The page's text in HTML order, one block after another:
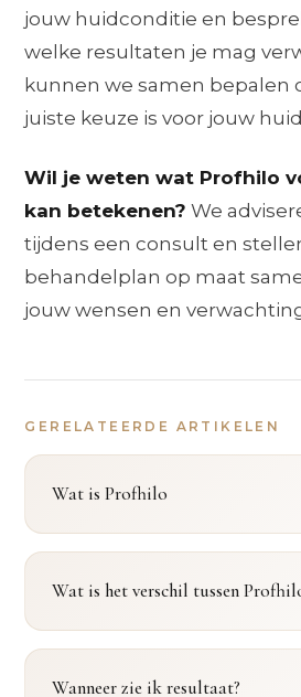
jouw huidconditie en
welke resultaten je mag
kunnen we samen bepalen
juiste keuze is voor jouw
Wil je weten wat Profhilo
kan betekenen? We
tijdens een consult en
behandelplan op maat
jouw wensen en
GERELATEERDE ARTIKELEN
Wat is Profhilo
Wat is het verschil tussen
Wanneer zie ik resultaat?